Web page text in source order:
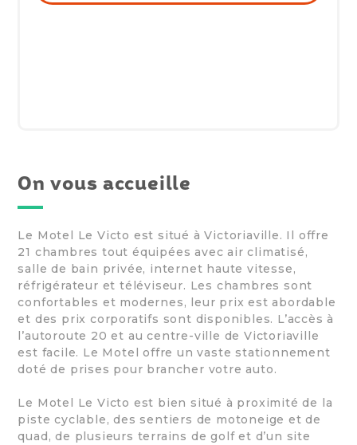
On vous accueille
Le Motel Le Victo est situé à Victoriaville. Il offre
21 chambres tout équipées avec air climatisé,
salle de bain privée, internet haute vitesse,
réfrigérateur et téléviseur. Les chambres sont
confortables et modernes, leur prix est abordable
et des prix corporatifs sont disponibles. L’accès à
l’autoroute 20 et au centre-ville de Victoriaville
est facile. Le Motel offre un vaste stationnement
doté de prises pour brancher votre auto.
Le Motel Le Victo est bien situé à proximité de la
piste cyclable, des sentiers de motoneige et de
quad, de plusieurs terrains de golf et d’un site